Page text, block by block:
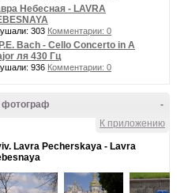
Небесная - LAVRA
303 Комментарии: 0
Bach - Cello Concerto in A
ля 430 Гц
936 Комментарии: 0
-
фотограф
К приложению
Lavra Pecherskaya - Lavra